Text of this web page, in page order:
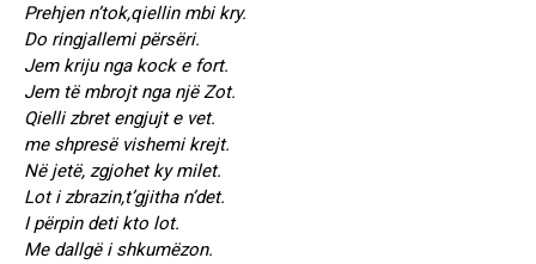
Prehjen n’tok,qiellin mbi kry.
Do ringjallemi përsëri.
Jem kriju nga kock e fort.
Jem të mbrojt nga një Zot.
Qielli zbret engjujt e vet.
me shpresë vishemi krejt.
Në jetë, zgjohet ky milet.
Lot i zbrazin,t’gjitha n’det.
I përpin deti kto lot.
Me dallgë i shkumëzon.